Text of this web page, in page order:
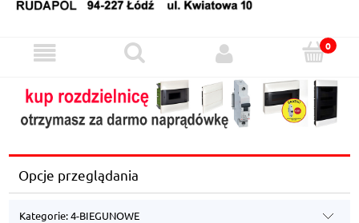
Opcje przeglądania
Kategorie: 4-BIEGUNOWE